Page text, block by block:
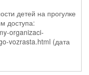
детей на прогулке
доступа:
organizaci-
vozrasta.html (дата